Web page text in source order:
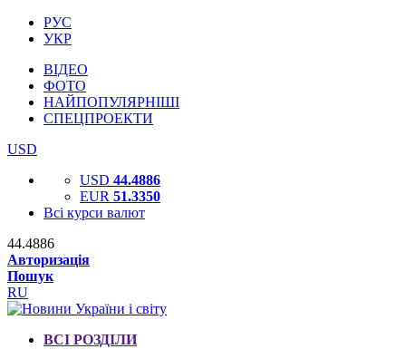
РУС
УКР
ВІДЕО
ФОТО
НАЙПОПУЛЯРНІШІ
СПЕЦПРОЕКТИ
USD
USD 44.4886
EUR 51.3350
Всі курси валют
44.4886
Авторизація
Пошук
RU
ВСІ РОЗДІЛИ